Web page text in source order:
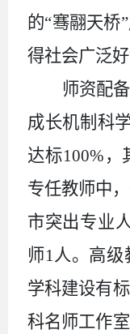
的“骞翮天桥
得社会广泛好
师资配
成长机制科
达标100%，
专任教师中
市突出专业
师1人。高级
学科建设有
科名师工作